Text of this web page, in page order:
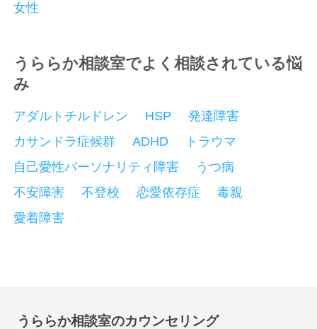
女性
うららか相談室でよく相談されている悩
み
アダルトチルドレン HSP
発達障害
カサンドラ症候群
ADHD
トラウマ
自己愛性パーソナリティ障害
うつ病
不安障害
不登校 恋愛依存症
毒親
愛着障害
うららか相談室のカウンセリング